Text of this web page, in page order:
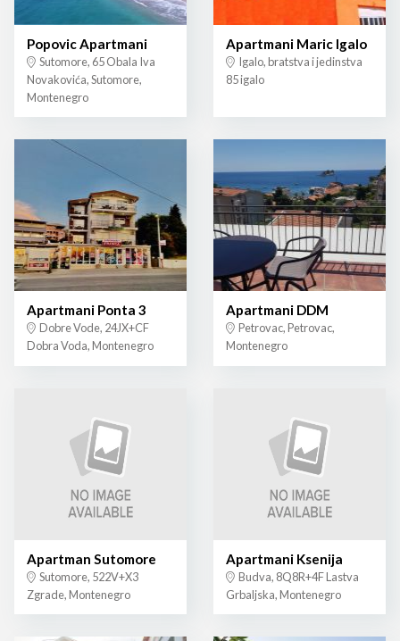
Popovic Apartmani
Sutomore, 65 Obala Iva
Novakovića, Sutomore,
Montenegro
Apartmani Maric Igalo
Igalo, bratstva i jedinstva
85 igalo
Apartmani Ponta 3
Dobre Vode, 24JX+CF
Dobra Voda, Montenegro
Apartmani DDM
Petrovac, Petrovac,
Montenegro
Apartman Sutomore
Sutomore, 522V+X3
Zgrade, Montenegro
Apartmani Ksenija
Budva, 8Q8R+4F Lastva
Grbaljska, Montenegro